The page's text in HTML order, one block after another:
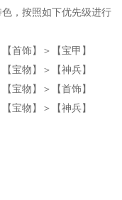
，按照如下优先级进行
首饰】＞【宝甲】
宝物】＞【神兵】
宝物】＞【首饰】
宝物】＞【神兵】